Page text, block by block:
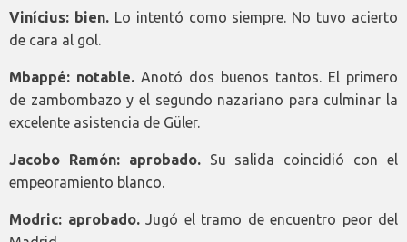
Vinícius: bien. Lo intentó como siempre. No tuvo acierto
de cara al gol.
Mbappé: notable. Anotó dos buenos tantos. El primero
de zambombazo y el segundo nazariano para culminar la
excelente asistencia de Güler.
Jacobo Ramón: aprobado. Su salida coincidió con el
empeoramiento blanco.
Modric: aprobado. Jugó el tramo de encuentro peor del